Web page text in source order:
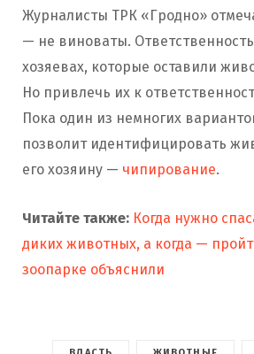
Журналисты ТРК «Гродно»
— не виноваты.
хозяевах, которые оставили
Но привлечь их к
Пока один из немногих
позволит идентифицировать
его хозяину — чипирование.
Читайте также: Когда нужно
диких животных, а когда —
зоопарке объяснили